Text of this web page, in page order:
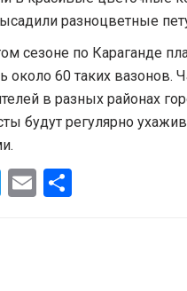
разноцветные
сезоне по Караганде
около 60 таких вазонов.
в разных районах
будут регулярно
Twitter
Email